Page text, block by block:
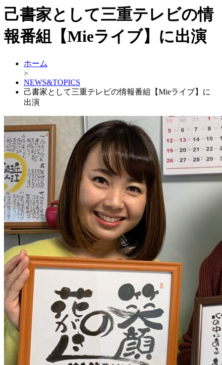
己書家として三重テレビの情
報番組【Mieライブ】に出演
ホーム
>
NEWS&TOPICS
己書家として三重テレビの情報番組【Mieライブ】に
出演